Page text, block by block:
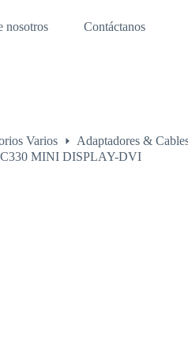
nosotros Contáctanos
Varios
Adaptadores &
MINI DISPLAY-DVI